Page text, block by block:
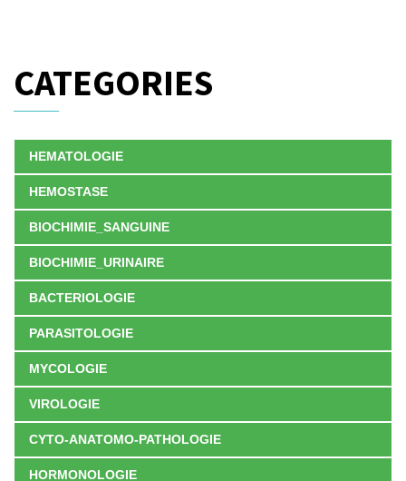
CATEGORIES
HEMATOLOGIE
HEMOSTASE
BIOCHIMIE_SANGUINE
BIOCHIMIE_URINAIRE
BACTERIOLOGIE
PARASITOLOGIE
MYCOLOGIE
VIROLOGIE
CYTO-ANATOMO-PATHOLOGIE
HORMONOLOGIE